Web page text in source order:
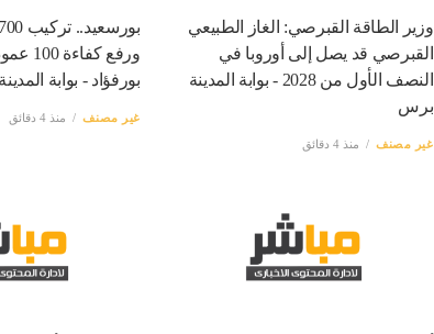
وزير الطاقة القبرصي: الغاز الطبيعي
القبرصي قد يصل إلى أوروبا في
النصف الأول من 2028 - بوابة المدينة
برس
غير مصنف منذ 4 دقائق
ورفع
بورفؤاد - بوابة
غير مصنف منذ 4 دقائق